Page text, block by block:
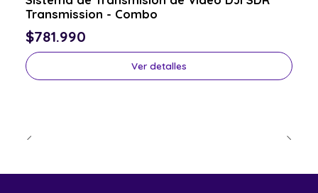
Transmission - Combo
$781.990
Ver detalles